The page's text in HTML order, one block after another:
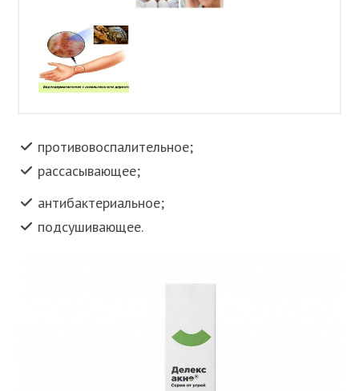
противовоспалительное;
рассасывающее;
антибактериальное;
подсушивающее.